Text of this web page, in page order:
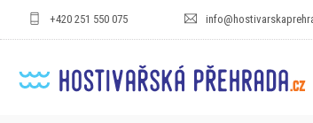
+420 251 550 075